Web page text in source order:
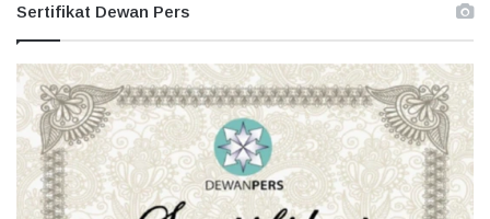
Sertifikat Dewan Pers